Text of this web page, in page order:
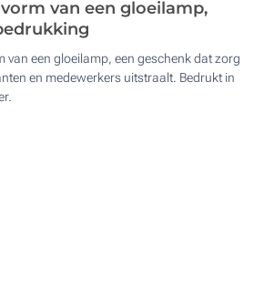
van een gloeilamp,
van een gloeilamp, een geschenk dat zorg
en medewerkers uitstraalt. Bedrukt in